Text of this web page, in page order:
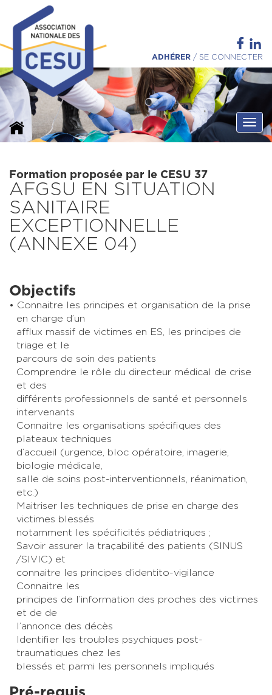
ADHÉRER / SE CONNECTER
Formation proposée par le CESU 37
AFGSU EN SITUATION
SANITAIRE
EXCEPTIONNELLE
(ANNEXE 04)
Objectifs
Connaitre les principes et organisation de la prise
en charge d’un
afflux massif de victimes en ES, les principes de
triage et le
parcours de soin des patients
Comprendre le rôle du directeur médical de crise
et des
différents professionnels de santé et personnels
intervenants
Connaitre les organisations spécifiques des
plateaux techniques
d’accueil (urgence, bloc opératoire, imagerie,
biologie médicale,
salle de soins post-interventionnels, réanimation,
etc.)
Maitriser les techniques de prise en charge des
victimes blessés
notamment les spécificités pédiatriques ;
Savoir assurer la traçabilité des patients (SINUS
/SIVIC) et
connaitre les principes d’identito-vigilance
Connaitre les
principes de l’information des proches des victimes
et de de
l’annonce des décès
Identifier les troubles psychiques post-
traumatiques chez les
blessés et parmi les personnels impliqués